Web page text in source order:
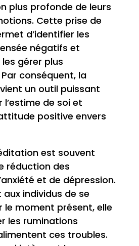
plus profonde de leurs
Cette prise de
d’identifier les
négatifs et
gérer plus
conséquent, la
un outil puissant
de soi et
positive envers
est souvent
réduction des
et de dépression.
individus de se
le moment présent, elle
les ruminations
ces troubles.